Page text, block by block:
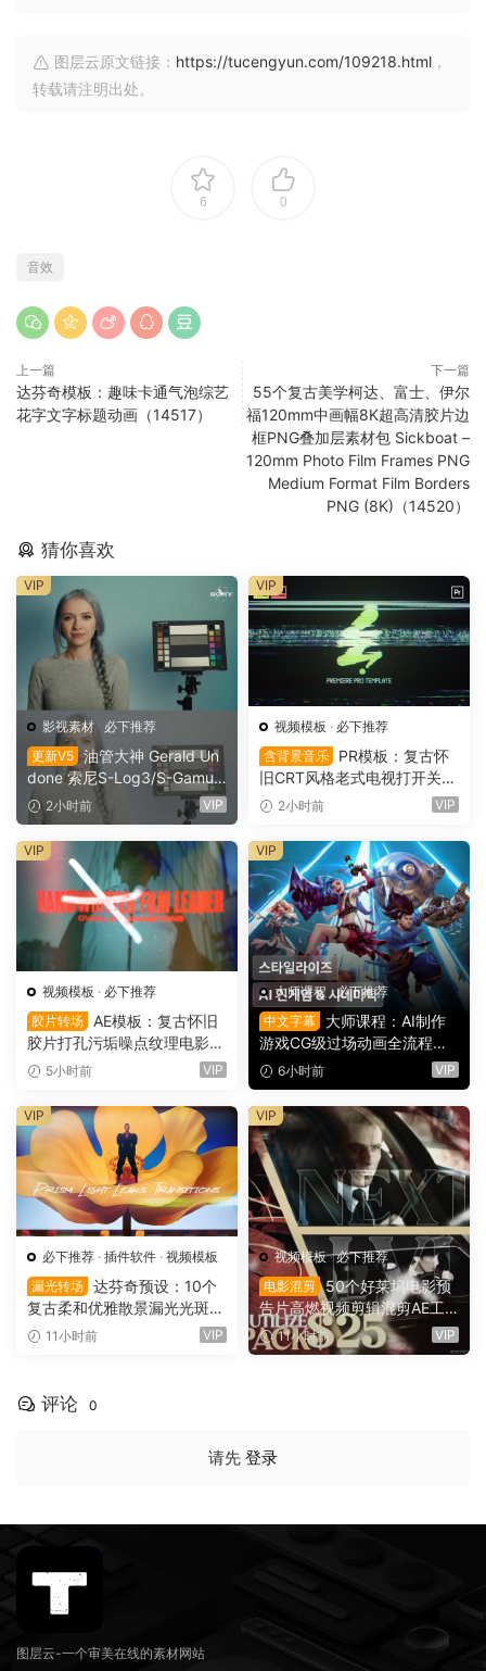
图层云原文链接： https://tucengyun.com/109218.html ，
转载请注明出处。
6 0
音效
上一篇
达芬奇模板：趣味卡通气泡综艺
花字文字标题动画（14517）
下一篇
55个复古美学柯达、富士、伊尔
福120mm中画幅8K超高清胶片边
框PNG叠加层素材包 Sickboat –
120mm Photo Film Frames PNG
Medium Format Film Borders
PNG (8K)（14520）
猜你喜欢
影视素材
必下推荐
更新V5 油管大神 Gerald Un
done 索尼S-Log3/S-Gamut
3.Cine素材色彩还原、监看L
UT调色预设 Gerald Undone
– S-Log3 LUT Pack（1260
2）
2小时前 VIP
VIP
视频模板 · 必下推荐
含背景音乐
PR模板：复古怀
旧CRT风格老式电视打开关闭
LOGO动画展示（16151）
2小时前 VIP
VIP
视频模板 · 必下推荐
胶片转场
AE模板：复古怀旧
胶片打孔污垢噪点纹理电影帧
叠加电影短片剪辑转场过渡
5小时前 VIP
VIP
大师课程 ·必下推荐
中文字幕
大师课程：AI制作
游戏CG级过场动画全流程视
频课程 中文字幕（16149）
6小时前 VIP
VIP
必下推荐 · 插件软件 · 视频模板
漏光转场 达芬奇预设：10个
复古柔和优雅散景漏光光斑划
痕纹理叠加4K无缝转场过渡
11小时前 VIP
VIP
视频模板·必下推荐
电影混剪
50个好莱坞电影预
告片高燃视频剪辑混剪AE工
程项目文件+AE预设+叠加层
+视频教程 UTILIZE NEXTLV
11小时前 VIP
VIP
评论 0
请先 登录
图层云-一个审美在线的素材网站